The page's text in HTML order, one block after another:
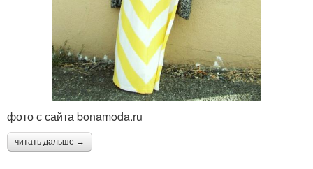
фото с сайта bonamoda.ru
читать дальше →